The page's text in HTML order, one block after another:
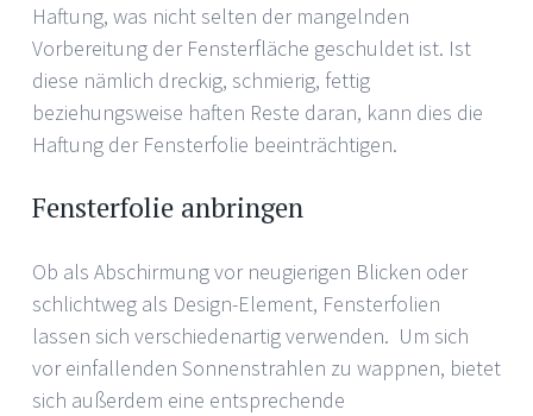
Haftung, was nicht selten der mangelnden
Vorbereitung der Fensterfläche geschuldet ist. Ist
diese nämlich dreckig, schmierig, fettig
beziehungsweise haften Reste daran, kann dies die
Haftung der Fensterfolie beeinträchtigen.
Fensterfolie anbringen
Ob als Abschirmung vor neugierigen Blicken oder
schlichtweg als Design-Element, Fensterfolien
lassen sich verschiedenartig verwenden. Um sich
vor einfallenden Sonnenstrahlen zu wappnen, bietet
sich außerdem eine entsprechende